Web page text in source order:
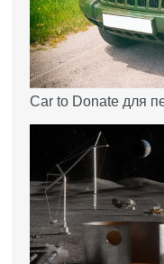
Car to Donate для